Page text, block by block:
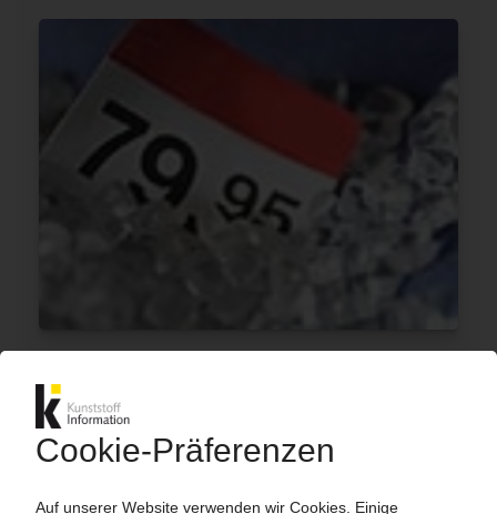
Harzhersteller AOC und Interplastic mit
weiteren Aufschlägen